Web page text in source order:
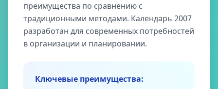
преимущества по сравнению с
традиционными методами. Календарь 2007
разработан для современных потребностей
в организации и планировании.
Ключевые преимущества: